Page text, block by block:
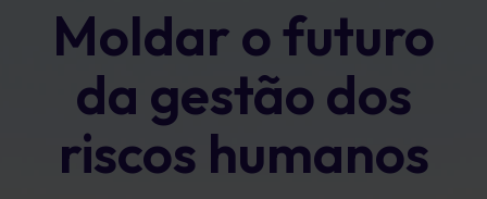
Moldar o futuro
da gestão dos
riscos humanos